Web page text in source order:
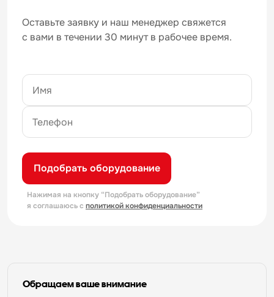
Оставьте заявку и наш менеджер свяжется
с вами в течении 30 минут в рабочее время.
Подобрать оборудование
Нажимая на кнопку “Подобрать оборудование”
я соглашаюсь с политикой конфиденциальности
Обращаем ваше внимание